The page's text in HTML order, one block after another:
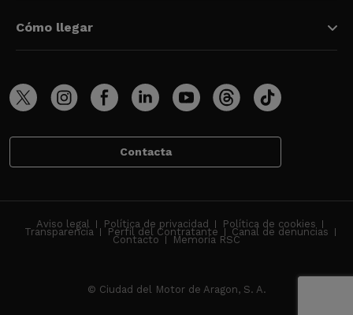
Cómo llegar
Contacta
Aviso legal Política de privacidad Política de cookies
Transparencia Perfil del Contratante Canal de denuncias
Contacto Memoria RSC
© Ciudad del Motor de Aragon, S. A.